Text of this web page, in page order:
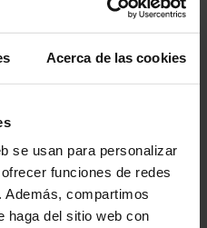
Acerca de las cookies
se usan para personalizar
funciones de redes
compartimos
haga del sitio web con
1